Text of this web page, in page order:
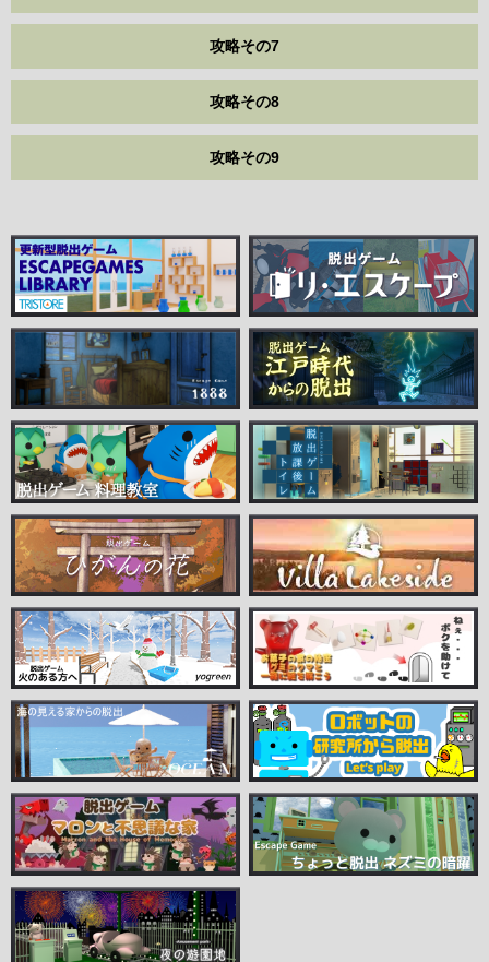
攻略その7
攻略その8
攻略その9